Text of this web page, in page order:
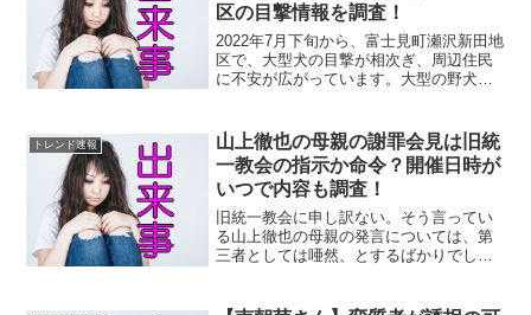
区の目撃情報を調査！
2022年7月下旬から、富士見町瀬沢新田地
区で、大型犬の目撃が相次ぎ、周辺住民
に不安が広がっています。大型の野犬で
ます。ヤフーニュースによると、捕獲に
向けた態勢やパトロ...
トレンド速報
山上徹也の母親の謝罪会見は旧統
一教会の指示か命令？開催日時が
いつで内容も調査！
旧統一教会に申し訳ない。そう言ってい
る山上徹也の母親の発言については、第
三者としては唖然、とするばかりでした